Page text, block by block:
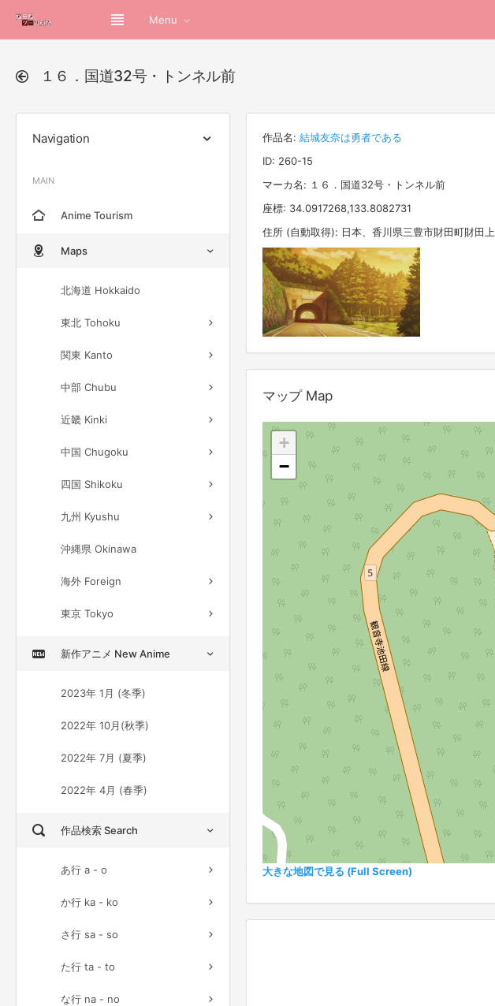
Menu
１６．国道32号・トンネル前
Navigation
MAIN
Anime Tourism
Maps
北海道 Hokkaido
東北 Tohoku
関東 Kanto
中部 Chubu
近畿 Kinki
中国 Chugoku
四国 Shikoku
九州 Kyushu
沖縄県 Okinawa
海外 Foreign
東京 Tokyo
新作アニメ New Anime
2023年 1月 (冬季)
2022年 10月(秋季)
2022年 7月 (夏季)
2022年 4月 (春季)
作品検索 Search
あ行 a - o
か行 ka - ko
さ行 sa - so
た行 ta - to
な行 na - no
作品名: 結城友奈は勇者である
ID: 260-15
マーカ名: １６．国道32号・トンネル前
座標: 34.0917268,133.8082731
住所 (自動取得): 日本、香川県三豊市財田町財田上
マップ Map
+
−
大きな地図で見る (Full Screen)